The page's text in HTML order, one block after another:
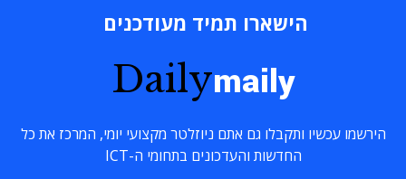
הישארו תמיד מעודכנים
Dailymaily
הירשמו עכשיו ותקבלו גם אתם ניוזלטר מקצועי יומי, המרכז את כל
החדשות והעדכונים בתחומי ה-ICT